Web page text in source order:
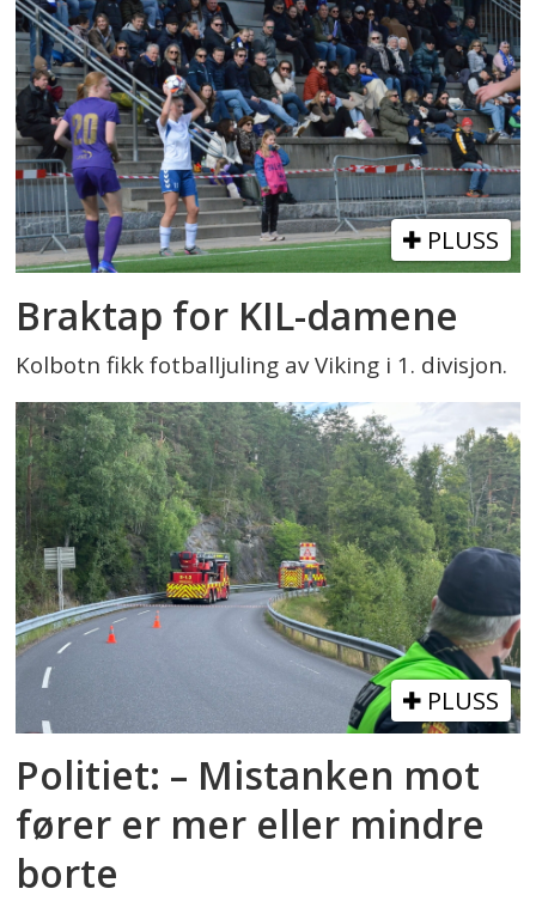
PLUSS
Braktap for KIL-damene
Kolbotn fikk fotballjuling av Viking i 1. divisjon.
PLUSS
Politiet: – Mistanken mot
fører er mer eller mindre
borte